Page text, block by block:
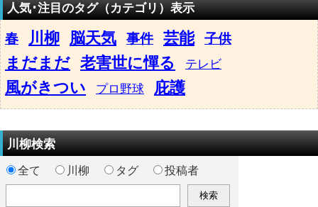
人気･注目のタグ（カテゴリ）表示
春 川柳 脳天気 事件 芸能 子供
まだまだ 老害世に憚る テレビ
風がきつい プロ野球 庇護
川柳検索
全て 川柳 タグ 投稿者